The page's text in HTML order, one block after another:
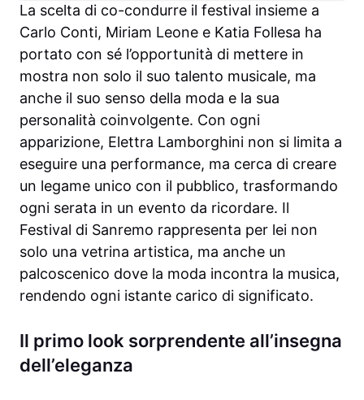
La scelta di co-condurre il festival insieme a
Carlo Conti, Miriam Leone e Katia Follesa ha
portato con sé l’opportunità di mettere in
mostra non solo il suo talento musicale, ma
anche il suo senso della moda e la sua
personalità coinvolgente. Con ogni
apparizione, Elettra Lamborghini non si limita a
eseguire una performance, ma cerca di creare
un legame unico con il pubblico, trasformando
ogni serata in un evento da ricordare. Il
Festival di Sanremo rappresenta per lei non
solo una vetrina artistica, ma anche un
palcoscenico dove la moda incontra la musica,
rendendo ogni istante carico di significato.
Il primo look sorprendente all’insegna
dell’eleganza